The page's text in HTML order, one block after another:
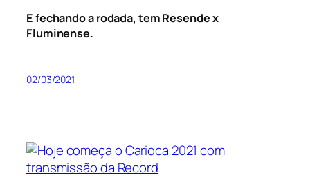
E fechando a rodada, tem Resende x
Fluminense.
02/03/2021